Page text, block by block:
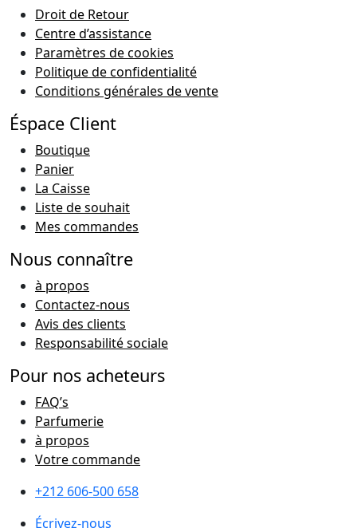
Droit de Retour
Centre d’assistance
Paramètres de cookies
Politique de confidentialité
Conditions générales de vente
Éspace Client
Boutique
Panier
La Caisse
Liste de souhait
Mes commandes
Nous connaître
à propos
Contactez-nous
Avis des clients
Responsabilité sociale
Pour nos acheteurs
FAQ’s
Parfumerie
à propos
Votre commande
+212 606-500 658
Écrivez-nous